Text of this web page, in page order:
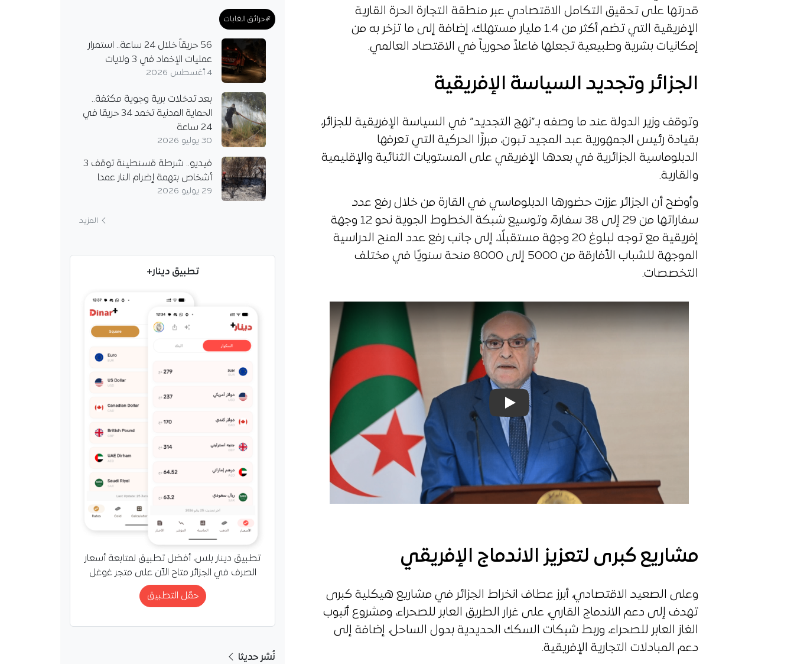
قدرتها على تحقيق التكامل الاقتصادي عبر منطقة التجارة الحرة القارية
الإفريقية التي تضم أكثر من 1.4 مليار مستهلك، إضافة إلى ما تزخر به من
إمكانيات بشرية وطبيعية تجعلها فاعلاً محورياً في الاقتصاد العالمي.
الجزائر وتجديد السياسة الإفريقية
وتوقف وزير الدولة عند ما وصفه بـ”نهج التجديد” في السياسة الإفريقية للجزائر،
بقيادة رئيس الجمهورية عبد المجيد تبون، مبرزًا الحركية التي تعرفها
الدبلوماسية الجزائرية في بعدها الإفريقي على المستويات الثنائية والإقليمية
والقارية.
وأوضح أن الجزائر عززت حضورها الدبلوماسي في القارة من خلال رفع عدد
سفاراتها من 29 إلى 38 سفارة، وتوسيع شبكة الخطوط الجوية نحو 12 وجهة
إفريقية مع توجه لبلوغ 20 وجهة مستقبلًا، إلى جانب رفع عدد المنح الدراسية
الموجهة للشباب الأفارقة من 5000 إلى 8000 منحة سنويًا في مختلف
التخصصات.
تشغيل الفيديو: Play Video
مشاريع كبرى لتعزيز الاندماج الإفريقي
وعلى الصعيد الاقتصادي، أبرز عطاف انخراط الجزائر في مشاريع هيكلية كبرى
تهدف إلى دعم الاندماج القاري، على غرار الطريق العابر للصحراء، ومشروع أنبوب
الغاز العابر للصحراء، وربط شبكات السكك الحديدية بدول الساحل، إضافة إلى
دعم المبادلات التجارية الإفريقية.
#حرائق الغابات
56 حريقاً خلال 24 ساعة.. استمرار
عمليات الإخماد في 3 ولايات
4 أغسطس 2026
بعد تدخلات برية وجوية مكثفة..
الحماية المدنية تخمد 34 حريقا في
24 ساعة
30 يوليو 2026
فيديو.. شرطة قسنطينة توقف 3
أشخاص بتهمة إضرام النار عمدا
29 يوليو 2026
المزيد
تطبيق دينار+
تطبيق دينار بلس، أفضل تطبيق لمتابعة أسعار
الصرف في الجزائر متاح الآن على متجر غوغل
حمّل التطبيق
نُشر حديثا